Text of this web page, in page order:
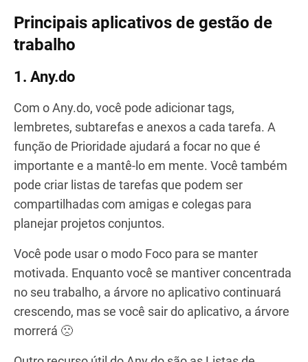
Principais aplicativos de gestão de
trabalho
1. Any.do
Com o Any.do, você pode adicionar tags,
lembretes, subtarefas e anexos a cada tarefa. A
função de Prioridade ajudará a focar no que é
importante e a mantê-lo em mente. Você também
pode criar listas de tarefas que podem ser
compartilhadas com amigas e colegas para
planejar projetos conjuntos.
Você pode usar o modo Foco para se manter
motivada. Enquanto você se mantiver concentrada
no seu trabalho, a árvore no aplicativo continuará
crescendo, mas se você sair do aplicativo, a árvore
morrerá 🙁